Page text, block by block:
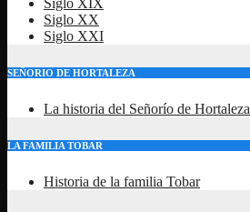
Siglo XIX
Siglo XX
Siglo XXI
SEÑORIO DE HORTALEZA
La historia del Señorío de Hortaleza
LA FAMILIA TOBAR
Historia de la familia Tobar